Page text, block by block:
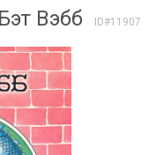
Вэбб ID#11907